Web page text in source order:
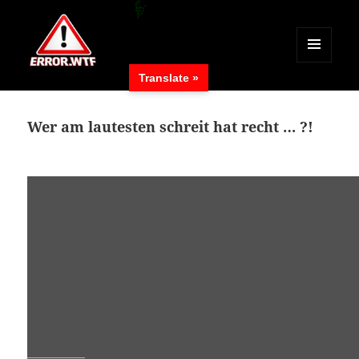
MENÜ
WIDGETS
Wer am lautesten schreit hat recht … ?!
Translate »